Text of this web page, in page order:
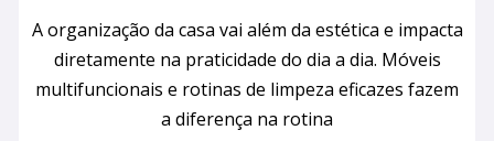
A organização da casa vai além da estética e impacta
diretamente na praticidade do dia a dia. Móveis
multifuncionais e rotinas de limpeza eficazes fazem
a diferença na rotina